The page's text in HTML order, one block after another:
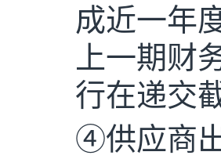
成近一年
上一期财
行在递交
④供应商